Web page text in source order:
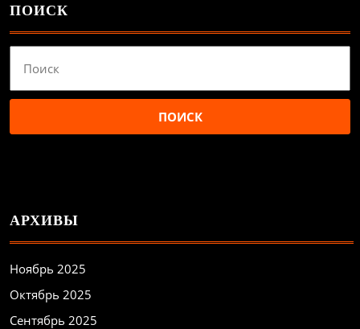
ПОИСК
АРХИВЫ
Ноябрь 2025
Октябрь 2025
Сентябрь 2025